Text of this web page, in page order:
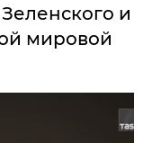
и
мировой